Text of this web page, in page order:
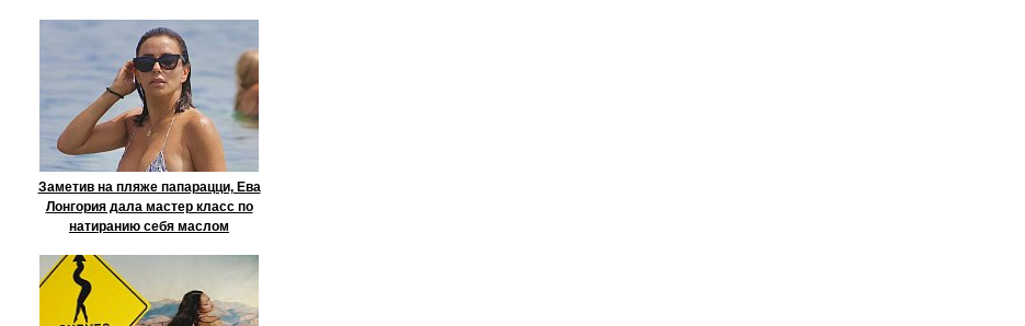
Заметив на пляже папарацци, Ева
Лонгория дала мастер класс по
натиранию себя маслом